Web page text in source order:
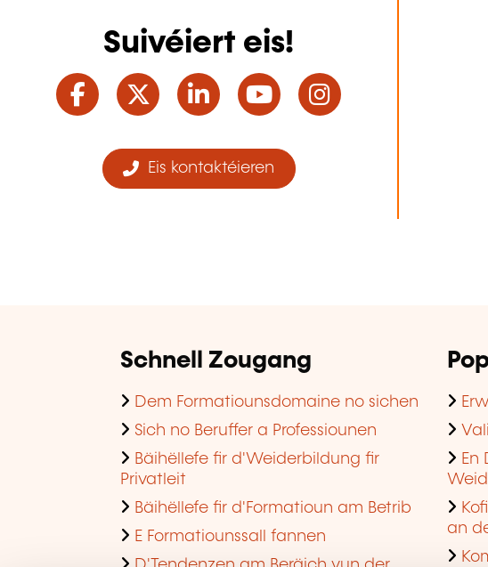
Suivéiert eis!
Facebook
TwitterLinkedInYouTube
Eis kontaktéieren
Schnell Zougang
Dem Formatiounsdomaine no sichen
Sich no Beruffer a Professiounen
Bäihëllefe fir d'Weiderbildung fir
Privatleit
Bäihëllefe fir d'Formatioun am Betrib
E Formatiounssall fannen
En
an